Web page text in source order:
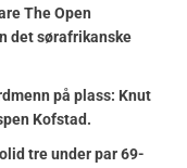
The Open
det sørafrikanske
på plass: Knut
Kofstad.
tre under par 69-